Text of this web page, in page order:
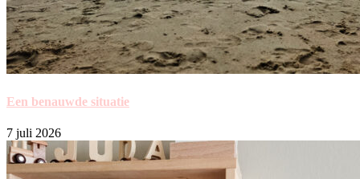
Een benauwde situatie
7 juli 2026